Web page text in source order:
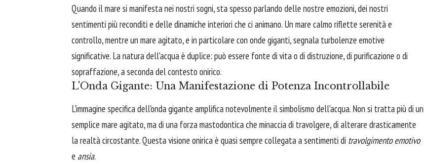
Quando il mare si manifesta nei nostri sogni, sta spesso parlando delle nostre emozioni, dei nostri
sentimenti più reconditi e delle dinamiche interiori che ci animano. Un mare calmo riflette serenità e
controllo, mentre un mare agitato, e in particolare con onde giganti, segnala turbolenze emotive
significative. La natura dell'acqua è duplice: può essere fonte di vita o di distruzione, di purificazione o di
sopraffazione, a seconda del contesto onirico.
L'Onda Gigante: Una Manifestazione di Potenza Incontrollabile
L'immagine specifica dell'onda gigante amplifica notevolmente il simbolismo dell'acqua. Non si tratta più di un
semplice mare agitato, ma di una forza mastodontica che minaccia di travolgere, di alterare drasticamente
la realtà circostante. Questa visione onirica è quasi sempre collegata a sentimenti di travolgimento emotivo
e ansia.